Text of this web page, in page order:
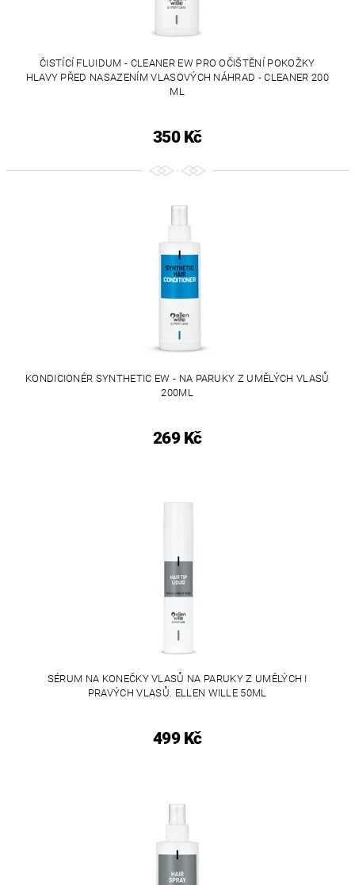
ČISTÍCÍ FLUIDUM - CLEANER EW PRO OČIŠTĚNÍ POKOŽKY
HLAVY PŘED NASAZENÍM VLASOVÝCH NÁHRAD - CLEANER 200
ML
350 Kč
KONDICIONÉR SYNTHETIC EW - NA PARUKY Z UMĚLÝCH VLASŮ
200ML
269 Kč
SÉRUM NA KONEČKY VLASŮ NA PARUKY Z UMĚLÝCH I
PRAVÝCH VLASŮ. ELLEN WILLE 50ML
499 Kč